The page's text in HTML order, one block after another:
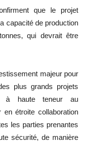
que le projet
capacité de production
qui devrait être
majeur pour
plus grands projets
à haute teneur au
étroite collaboration
les parties prenantes
sécurité, de manière